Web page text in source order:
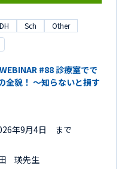
DH Sch Other
#88 診療室でで
全貌！ ～知らないと損す
年9月4日 まで
瑛先生